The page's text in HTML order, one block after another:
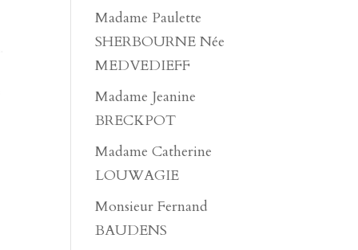
Madame Paulette
SHERBOURNE Née
MEDVEDIEFF
Madame Jeanine
BRECKPOT
Madame Catherine
LOUWAGIE
Monsieur Fernand
BAUDENS